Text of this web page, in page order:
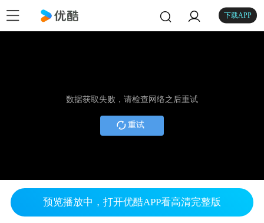
下载APP
数据获取失败，请检查网络之后重试
重试
预览播放中，打开优酷APP看高清完整版